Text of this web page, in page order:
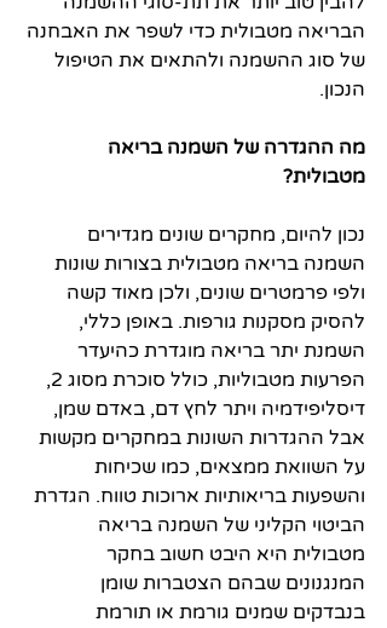
הבריאה מטבולית כדי לשפר את האבחנה
של סוג ההשמנה ולהתאים את הטיפול
הנכון.
מה ההגדרה של השמנה בריאה
מטבולית?
נכון להיום, מחקרים שונים מגדירים
השמנה בריאה מטבולית בצורות שונות
ולפי פרמטרים שונים, ולכן מאוד קשה
להסיק מסקנות גורפות. באופן כללי,
השמנת יתר בריאה מוגדרת כהיעדר
הפרעות מטבוליות, כולל סוכרת מסוג 2,
דיסליפידמיה ויתר לחץ דם, באדם שמן,
אבל ההגדרות השונות במחקרים מקשות
על השוואת ממצאים, כמו שכיחות
והשפעות בריאותיות ארוכות טווח. הגדרת
הביטוי הקליני של השמנה בריאה
מטבולית היא היבט חשוב בחקר
המנגנונים שבהם הצטברות שומן
בנבדקים שמנים גורמת או תורמת